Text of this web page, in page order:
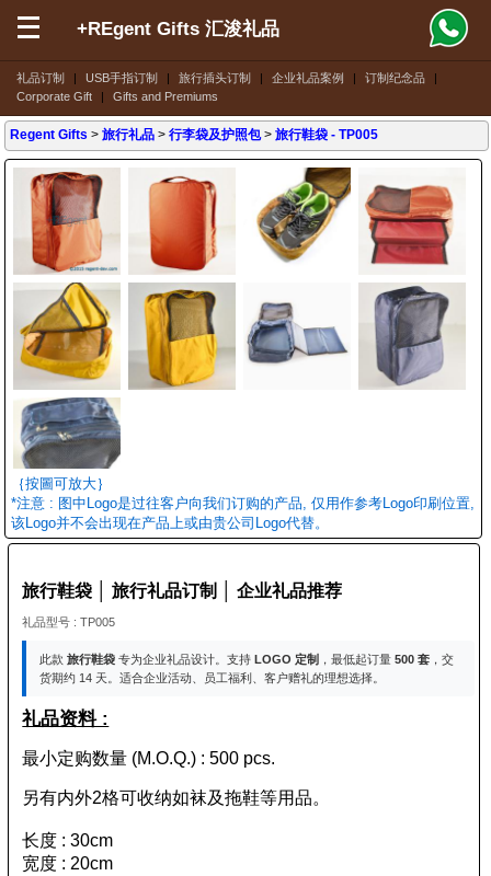
礼品订制 | USB手指订制 | 旅行插头订制 | 企业礼品案例 | 订制纪念品
|
Corporate Gift
| Gifts and Premiums
+REgent Gifts 汇浚礼品
Regent Gifts >旅行礼品 >行李袋及护照包 >旅行鞋袋 - TP005
｛按圖可放大｝
*注意 : 图中Logo是过往客户向我们订购的产品, 仅用作参考Logo印刷位置,
该Logo并不会出现在产品上或由贵公司Logo代替。
旅行鞋袋 │ 旅行礼品订制 │ 企业礼品推荐
礼品型号 : TP005
此款 旅行鞋袋专为企业礼品设计。支持 LOGO 定制 ，最低起订量 500 套，交
货期约 14 天。适合企业活动、员工福利、客户赠礼的理想选择。
礼品资料 :
最小定购数量 (M.O.Q.) : 500 pcs.
另有内外2格可收纳如袜及拖鞋等用品。
长度 : 30cm
宽度 : 20cm